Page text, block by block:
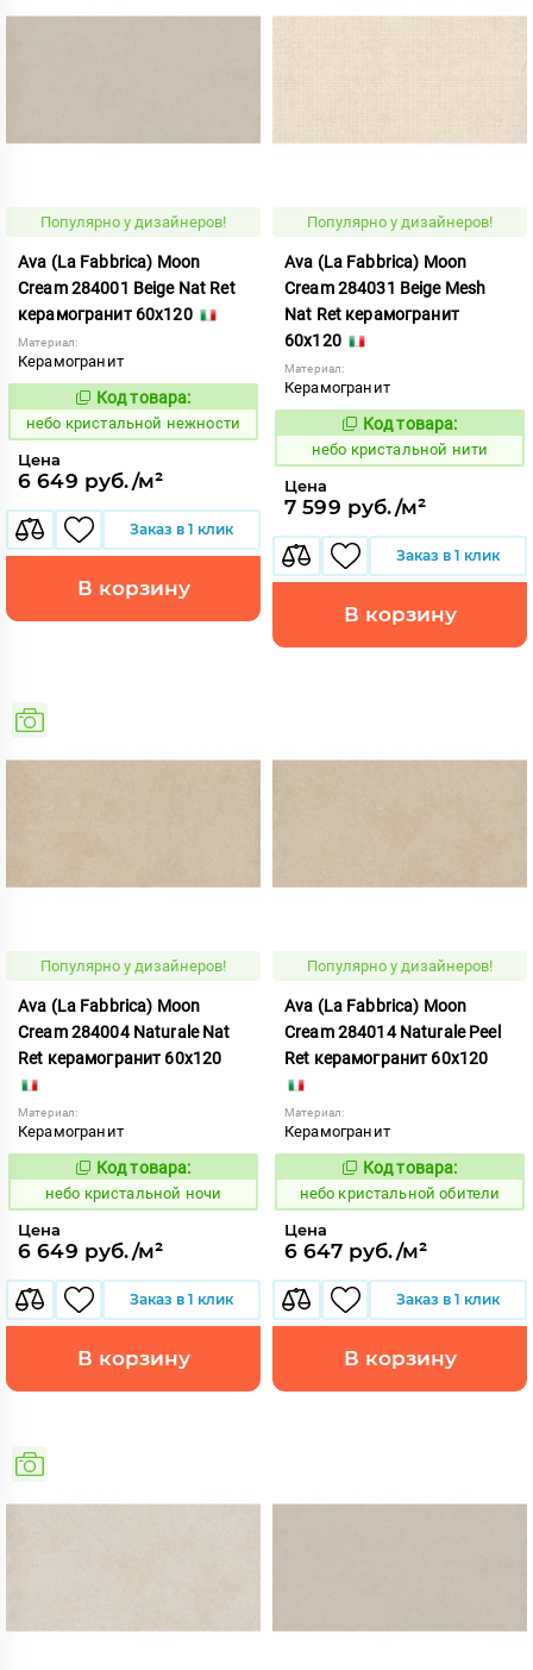
Популярно у дизайнеров!
Ava (La Fabbrica) Moon
Cream 284001 Beige Nat Ret
керамогранит 60x120
Материал:
Керамогранит
1123808
Код товара:
небо кристальной нежности
Цена
6 649 руб./м²
Заказ в 1 клик
В корзину
Популярно у дизайнеров!
Ava (La Fabbrica) Moon
Cream 284031 Beige Mesh
Nat Ret керамогранит
60x120
Материал:
Керамогранит
1123810
Код товара:
небо кристальной нити
Цена
7 599 руб./м²
Заказ в 1 клик
В корзину
Популярно у дизайнеров!
Ava (La Fabbrica) Moon
Cream 284004 Naturale Nat
Ret керамогранит 60x120
Материал:
Керамогранит
1123811
Код товара:
небо кристальной ночи
Цена
6 649 руб./м²
Заказ в 1 клик
В корзину
Популярно у дизайнеров!
Ava (La Fabbrica) Moon
Cream 284014 Naturale Peel
Ret керамогранит 60x120
Материал:
Керамогранит
1123812
Код товара:
небо кристальной обители
Цена
6 647 руб./м²
Заказ в 1 клик
В корзину